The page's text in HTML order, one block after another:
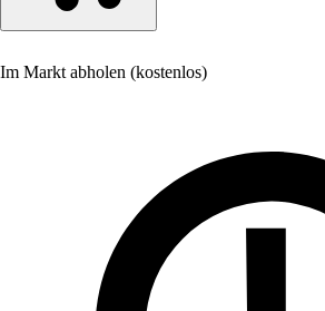
Im Markt abholen (kostenlos)